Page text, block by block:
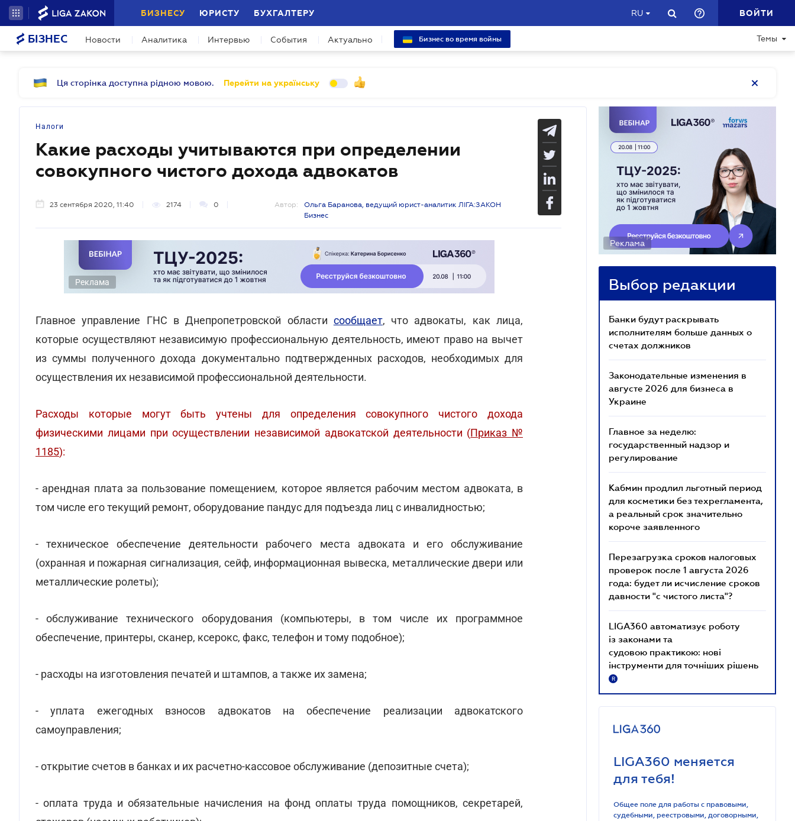
БИЗНЕСУ ЮРИСТУ БУХГАЛТЕРУ RU ВОЙТИ
БІЗНЕС Новости Аналитика Интервью События Актуально Бизнес во время войны Темы
Ця сторінка доступна рідною мовою. Перейти на українську
Налоги
Какие расходы учитываются при определении
совокупного чистого дохода адвокатов
23 сентября 2020, 11:40 2174 0 Автор:
Ольга Баранова, ведущий юрист-аналитик ЛІГА:ЗАКОН
Бизнес
Реклама
Главное управление ГНС в Днепропетровской области сообщает, что адвокаты, как лица,
которые осуществляют независимую профессиональную деятельность, имеют право на вычет
из суммы полученного дохода документально подтвержденных расходов, необходимых для
осуществления их независимой профессиональной деятельности.
Расходы которые могут быть учтены для определения совокупного чистого дохода
физическими лицами при осуществлении независимой адвокатской деятельности (Приказ №
1185):
- арендная плата за пользование помещением, которое является рабочим местом адвоката, в
том числе его текущий ремонт, оборудование пандус для подъезда лиц с инвалидностью;
- техническое обеспечение деятельности рабочего места адвоката и его обслуживание
(охранная и пожарная сигнализация, сейф, информационная вывеска, металлические двери или
металлические ролеты);
- обслуживание технического оборудования (компьютеры, в том числе их программное
обеспечение, принтеры, сканер, ксерокс, факс, телефон и тому подобное);
- расходы на изготовления печатей и штампов, а также их замена;
- уплата ежегодных взносов адвокатов на обеспечение реализации адвокатского
самоуправления;
- открытие счетов в банках и их расчетно-кассовое обслуживание (депозитные счета);
- оплата труда и обязательные начисления на фонд оплаты труда помощников, секретарей,
Реклама
Выбор редакции
Банки будут раскрывать
исполнителям больше данных о
счетах должников
Законодательные изменения в
августе 2026 для бизнеса в
Украине
Главное за неделю:
государственный надзор и
регулирование
Кабмин продлил льготный период
для косметики без техрегламента,
а реальный срок значительно
короче заявленного
Перезагрузка сроков налоговых
проверок после 1 августа 2026
года: будет ли исчисление сроков
давности "с чистого листа"?
LIGA360 автоматизує роботу
із законами та
судовою практикою: нові
інструменти для точніших рішень
R
LIGA360 меняется
для тебя!
Общее поле для работы с правовыми,
судебными, реестровыми, договорными,